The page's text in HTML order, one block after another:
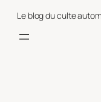
Le blog du culte